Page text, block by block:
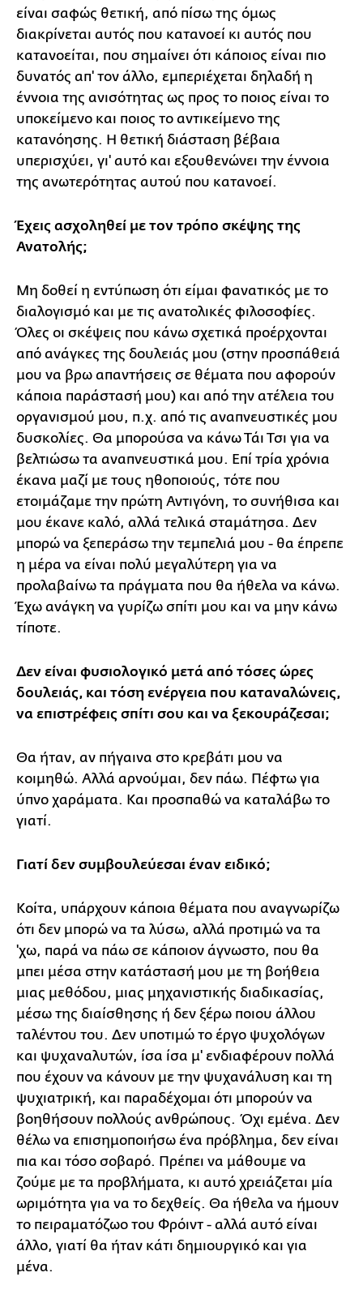
είναι σαφώς θετική, από πίσω της όμως
διακρίνεται αυτός που κατανοεί κι αυτός που
κατανοείται, που σημαίνει ότι κάποιος είναι πιο
δυνατός απ' τον άλλο, εμπεριέχεται δηλαδή η
έννοια της ανισότητας ως προς το ποιος είναι το
υποκείμενο και ποιος το αντικείμενο της
κατανόησης. Η θετική διάσταση βέβαια
υπερισχύει, γι' αυτό και εξουθενώνει την έννοια
της ανωτερότητας αυτού που κατανοεί.
Έχεις ασχοληθεί με τον τρόπο σκέψης της
Ανατολής;
Μη δοθεί η εντύπωση ότι είμαι φανατικός με το
διαλογισμό και με τις ανατολικές φιλοσοφίες.
Όλες οι σκέψεις που κάνω σχετικά προέρχονται
από ανάγκες της δουλειάς μου (στην προσπάθειά
μου να βρω απαντήσεις σε θέματα που αφορούν
κάποια παράστασή μου) και από την ατέλεια του
οργανισμού μου, π.χ. από τις αναπνευστικές μου
δυσκολίες. Θα μπορούσα να κάνω Τάι Τσι για να
βελτιώσω τα αναπνευστικά μου. Επί τρία χρόνια
έκανα μαζί με τους ηθοποιούς, τότε που
ετοιμάζαμε την πρώτη Αντιγόνη, το συνήθισα και
μου έκανε καλό, αλλά τελικά σταμάτησα. Δεν
μπορώ να ξεπεράσω την τεμπελιά μου - θα έπρεπε
η μέρα να είναι πολύ μεγαλύτερη για να
προλαβαίνω τα πράγματα που θα ήθελα να κάνω.
Έχω ανάγκη να γυρίζω σπίτι μου και να μην κάνω
τίποτε.
Δεν είναι φυσιολογικό μετά από τόσες ώρες
δουλειάς, και τόση ενέργεια που καταναλώνεις,
να επιστρέφεις σπίτι σου και να ξεκουράζεσαι;
Θα ήταν, αν πήγαινα στο κρεβάτι μου να
κοιμηθώ. Αλλά αρνούμαι, δεν πάω. Πέφτω για
ύπνο χαράματα. Και προσπαθώ να καταλάβω το
γιατί.
Γιατί δεν συμβουλεύεσαι έναν ειδικό;
Κοίτα, υπάρχουν κάποια θέματα που αναγνωρίζω
ότι δεν μπορώ να τα λύσω, αλλά προτιμώ να τα
'χω, παρά να πάω σε κάποιον άγνωστο, που θα
μπει μέσα στην κατάστασή μου με τη βοήθεια
μιας μεθόδου, μιας μηχανιστικής διαδικασίας,
μέσω της διαίσθησης ή δεν ξέρω ποιου άλλου
ταλέντου του. Δεν υποτιμώ το έργο ψυχολόγων
και ψυχαναλυτών, ίσα ίσα μ' ενδιαφέρουν πολλά
που έχουν να κάνουν με την ψυχανάλυση και τη
ψυχιατρική, και παραδέχομαι ότι μπορούν να
βοηθήσουν πολλούς ανθρώπους. Όχι εμένα. Δεν
θέλω να επισημοποιήσω ένα πρόβλημα, δεν είναι
πια και τόσο σοβαρό. Πρέπει να μάθουμε να
ζούμε με τα προβλήματα, κι αυτό χρειάζεται μία
ωριμότητα για να το δεχθείς. Θα ήθελα να ήμουν
το πειραματόζωο του Φρόιντ - αλλά αυτό είναι
άλλο, γιατί θα ήταν κάτι δημιουργικό και για
μένα.